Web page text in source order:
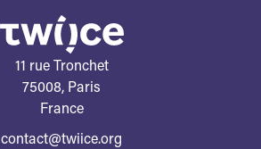
11 rue Tronchet
75008, Paris
France
contact@twiice.org